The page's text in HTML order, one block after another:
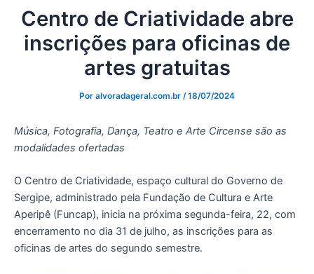
Centro de Criatividade abre
inscrições para oficinas de
artes gratuitas
Por alvoradageral.com.br /18/07/2024
Música, Fotografia, Dança, Teatro e Arte Circense são as
modalidades ofertadas
O Centro de Criatividade, espaço cultural do Governo de
Sergipe, administrado pela Fundação de Cultura e Arte
Aperipê (Funcap), inicia na próxima segunda-feira, 22, com
encerramento no dia 31 de julho, as inscrições para as
oficinas de artes do segundo semestre.